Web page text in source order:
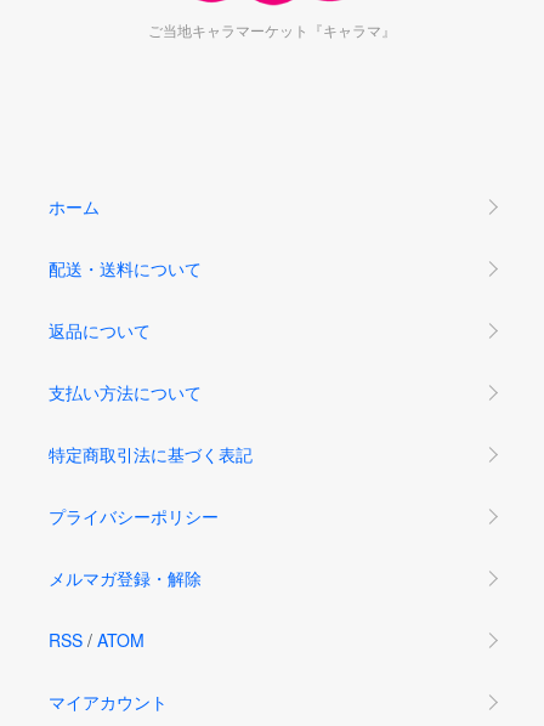
ご当地キャラマーケット『キャラマ』
ホーム
配送・送料について
返品について
支払い方法について
特定商取引法に基づく表記
プライバシーポリシー
メルマガ登録・解除
RSS / ATOM
マイアカウント